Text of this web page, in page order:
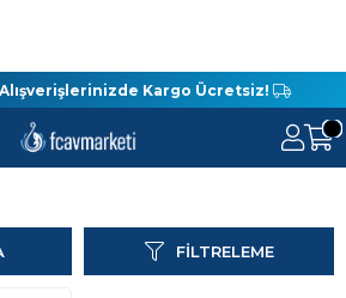
Kargo Ücretsiz!
FILTRELEME